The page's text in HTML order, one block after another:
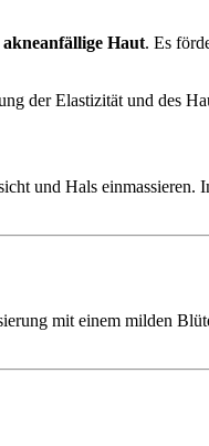
akneanfällige Haut. Es
der Elastizität und des
und Hals einmassieren.
mit einem milden